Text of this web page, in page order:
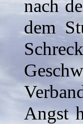
nach
dem
Angst